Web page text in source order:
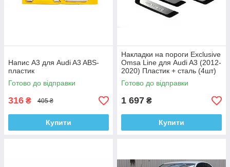
Напис A3 для Audi A3 ABS-
пластик
Готово до відправки
316 ₴ 405 ₴
Купити
Накладки на пороги Exclusive
Omsa Line для Audi A3 (2012-
2020) Пластик + сталь (4шт)
Готово до відправки
1 697 ₴
Купити